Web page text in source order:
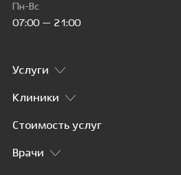
Пн-Вс
07:00 — 21:00
Услуги
Клиники
Стоимость услуг
Врачи